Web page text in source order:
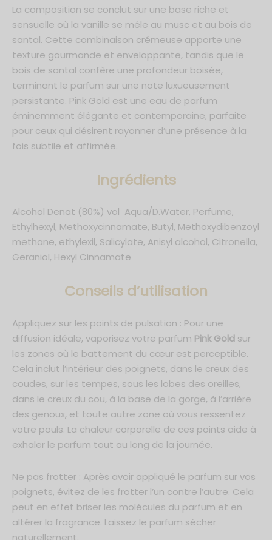
La composition se conclut sur une base riche et
sensuelle où la vanille se mêle au musc et au bois de
santal. Cette combinaison crémeuse apporte une
texture gourmande et enveloppante, tandis que le
bois de santal confère une profondeur boisée,
terminant le parfum sur une note luxueusement
persistante. Pink Gold est une eau de parfum
éminemment élégante et contemporaine, parfaite
pour ceux qui désirent rayonner d’une présence à la
fois subtile et affirmée.
Ingrédients
Alcohol Denat (80%) vol Aqua/D.Water, Perfume,
Ethylhexyl, Methoxycinnamate, Butyl, Methoxydibenzoyl
methane, ethylexil, Salicylate, Anisyl alcohol, Citronella,
Geraniol, Hexyl Cinnamate
Conseils d’utilisation
Appliquez sur les points de pulsation : Pour une
diffusion idéale, vaporisez votre parfum Pink Gold sur
les zones où le battement du cœur est perceptible.
Cela inclut l’intérieur des poignets, dans le creux des
coudes, sur les tempes, sous les lobes des oreilles,
dans le creux du cou, à la base de la gorge, à l’arrière
des genoux, et toute autre zone où vous ressentez
votre pouls. La chaleur corporelle de ces points aide à
exhaler le parfum tout au long de la journée.
Ne pas frotter : Après avoir appliqué le parfum sur vos
poignets, évitez de les frotter l’un contre l’autre. Cela
peut en effet briser les molécules du parfum et en
altérer la fragrance. Laissez le parfum sécher
naturellement.